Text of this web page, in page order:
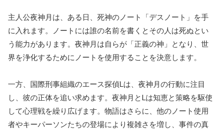
主人公夜神月は、ある日、死神のノート「デスノート」を手
に入れます。ノートには誰の名前を書くとその人は死ぬとい
う能力があります。夜神月は自らが「正義の神」となり、世
界を浄化するためにノートを使用することを決意します。
一方、国際刑事組織のエース探偵Lは、夜神月の行動に注目
し、彼の正体を追い求めます。夜神月とLは知恵と策略を駆使
して心理戦を繰り広げます。物語はさらに、他のノート使用
者やキーパーソンたちの登場により複雑さを増し、事件の真